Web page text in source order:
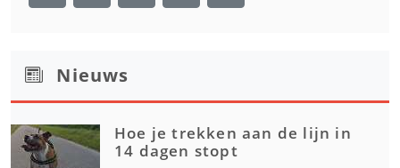
Nieuws
Hoe je trekken aan de lijn in
14 dagen stopt